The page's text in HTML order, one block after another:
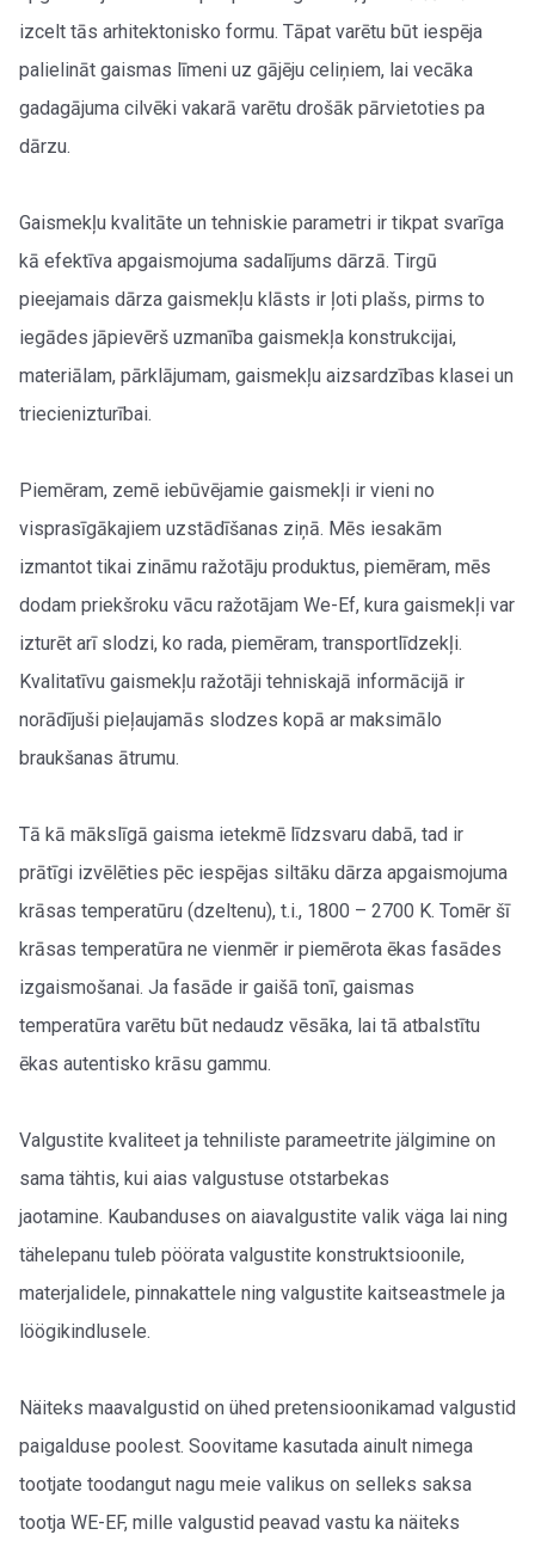
izcelt tās arhitektonisko formu. Tāpat varētu būt iespēja
palielināt gaismas līmeni uz gājēju celiņiem, lai vecāka
gadagājuma cilvēki vakarā varētu drošāk pārvietoties pa
dārzu.
Gaismekļu kvalitāte un tehniskie parametri ir tikpat svarīga
kā efektīva apgaismojuma sadalījums dārzā. Tirgū
pieejamais dārza gaismekļu klāsts ir ļoti plašs, pirms to
iegādes jāpievērš uzmanība gaismekļa konstrukcijai,
materiālam, pārklājumam, gaismekļu aizsardzības klasei un
triecienizturībai.
Piemēram, zemē iebūvējamie gaismekļi ir vieni no
visprasīgākajiem uzstādīšanas ziņā. Mēs iesakām
izmantot tikai zināmu ražotāju produktus, piemēram, mēs
dodam priekšroku vācu ražotājam We-Ef, kura gaismekļi var
izturēt arī slodzi, ko rada, piemēram, transportlīdzekļi.
Kvalitatīvu gaismekļu ražotāji tehniskajā informācijā ir
norādījuši pieļaujamās slodzes kopā ar maksimālo
braukšanas ātrumu.
Tā kā mākslīgā gaisma ietekmē līdzsvaru dabā, tad ir
prātīgi izvēlēties pēc iespējas siltāku dārza apgaismojuma
krāsas temperatūru (dzeltenu), t.i., 1800 – 2700 K. Tomēr šī
krāsas temperatūra ne vienmēr ir piemērota ēkas fasādes
izgaismošanai. Ja fasāde ir gaišā tonī, gaismas
temperatūra varētu būt nedaudz vēsāka, lai tā atbalstītu
ēkas autentisko krāsu gammu.
Valgustite kvaliteet ja tehniliste parameetrite jälgimine on
sama tähtis, kui aias valgustuse otstarbekas
jaotamine. Kaubanduses on aiavalgustite valik väga lai ning
tähelepanu tuleb pöörata valgustite konstruktsioonile,
materjalidele, pinnakattele ning valgustite kaitseastmele ja
löögikindlusele.
Näiteks maavalgustid on ühed pretensioonikamad valgustid
paigalduse poolest. Soovitame kasutada ainult nimega
tootjate toodangut nagu meie valikus on selleks saksa
tootja WE-EF, mille valgustid peavad vastu ka näiteks